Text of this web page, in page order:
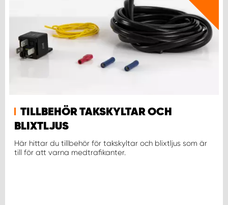
TILLBEHÖR TAKSKYLTAR OCH
BLIXTLJUS
Här hittar du tillbehör för takskyltar och blixtljus som är
till för att varna medtrafikanter.